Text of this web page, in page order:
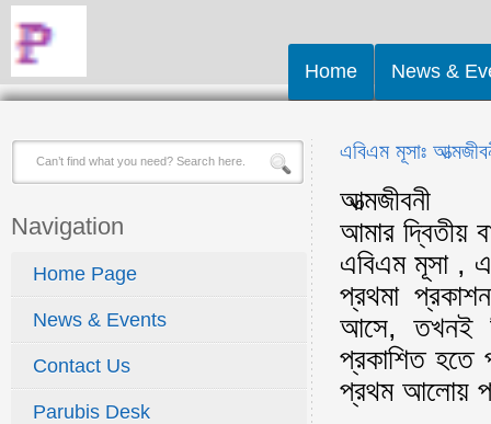
Home News &
এবিএম মূসাঃ
আত্মজীবনী
আমার দ্বিতীয়
এবিএম মূসা ,
প্রথমা
আসে, তখনই
প্রকাশিত হতে
প্রথম আলোয়
Navigation
Home Page
News & Events
Contact Us
Parubis Desk